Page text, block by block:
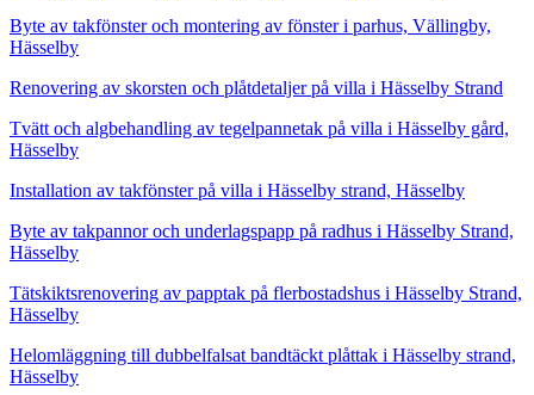
Byte av takfönster och montering av fönster i parhus, Vällingby,
Hässelby
Renovering av skorsten och plåtdetaljer på villa i Hässelby Strand
Tvätt och algbehandling av tegelpannetak på villa i Hässelby gård,
Hässelby
Installation av takfönster på villa i Hässelby strand, Hässelby
Byte av takpannor och underlagspapp på radhus i Hässelby Strand,
Hässelby
Tätskiktsrenovering av papptak på flerbostadshus i Hässelby Strand,
Hässelby
Helomläggning till dubbelfalsat bandtäckt plåttak i Hässelby strand,
Hässelby